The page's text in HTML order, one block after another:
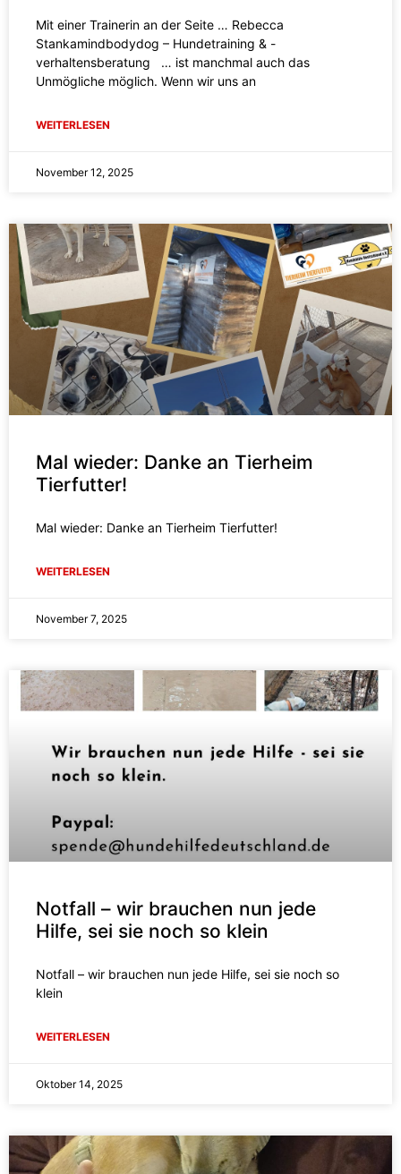
Mit einer Trainerin an der Seite … Rebecca
Stankamindbodydog – Hundetraining & -
verhaltensberatung … ist manchmal auch das
Unmögliche möglich. Wenn wir uns an
WEITERLESEN
November 12, 2025
Mal wieder: Danke an Tierheim
Tierfutter!
Mal wieder: Danke an Tierheim Tierfutter!
WEITERLESEN
November 7, 2025
Notfall – wir brauchen nun jede
Hilfe, sei sie noch so klein
Notfall – wir brauchen nun jede Hilfe, sei sie noch so
klein
WEITERLESEN
Oktober 14, 2025